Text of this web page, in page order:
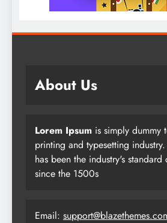
About Us
Lorem Ipsum is simply dummy
printing and typesetting
has been the industry's standard
since the 1500s
Email: